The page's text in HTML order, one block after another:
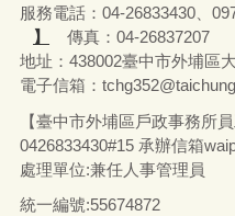
服務電話：04-26833430、
】
傳真：04-26837207
地址：438002臺中市外埔區
電子信箱：
【臺中市外埔區戶政事務所
0426833430#15 承辦信箱
處理單位:兼任人事管理員
統一編號:55674872